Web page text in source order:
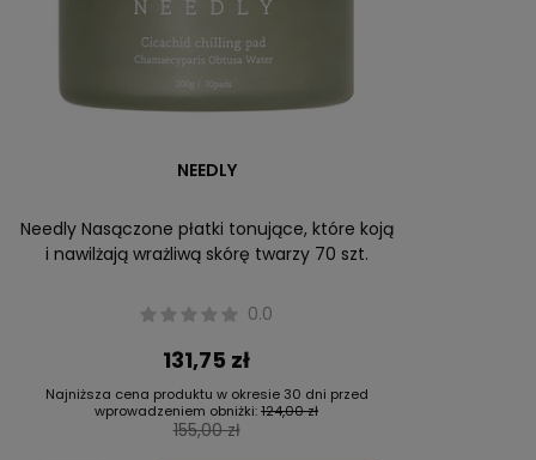
NEEDLY
Needly Nasączone płatki tonujące, które koją
i nawilżają wrażliwą skórę twarzy 70 szt.
0.0
131,75 zł
Najniższa cena produktu w okresie 30 dni przed
wprowadzeniem obniżki:124,00 zł
155,00 zł